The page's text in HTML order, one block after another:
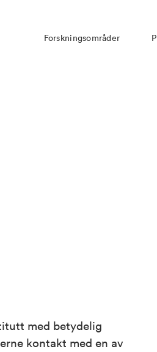
Forskningsområder
med betydelig
kontakt med en av